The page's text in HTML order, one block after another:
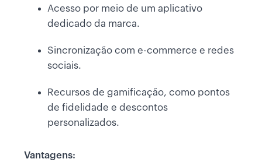
Acesso por meio de um aplicativo
dedicado da marca.
Sincronização com e-commerce e redes
sociais.
Recursos de gamificação, como pontos
de fidelidade e descontos
personalizados.
Vantagens: